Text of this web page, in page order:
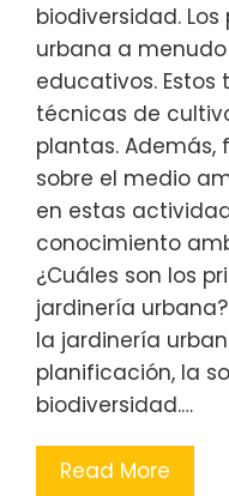
biodiversidad.
urbana a
educativos. Estos
técnicas de
plantas.
sobre el medio
en estas
conocimiento
¿Cuáles son los
jardinería
la jardinería
planificación, la
biodiversidad.…
Read More